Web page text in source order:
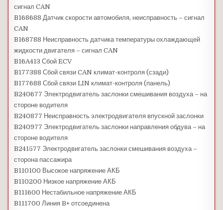
сигнал CAN
B168688 Датчик скорости автомобиля, неисправность – сигнал
CAN
B168788 Неисправность датчика температуры охлаждающей
жидкости двигателя – сигнал CAN
B16A413 Сбой ECV
B177388 Сбой связи CAN климат-контроля (сзади)
B177688 Сбой связи LIN климат-контроля (панель)
B240677 Электродвигатель заслонки смешивания воздуха – на
стороне водителя
B240877 Неисправность электродвигателя впускной заслонки
B240977 Электродвигатель заслонки направления обдува – на
стороне водителя
B241577 Электродвигатель заслонки смешивания воздуха –
сторона пассажира
B110100 Высокое напряжение АКБ
B110200 Низкое напряжение АКБ
B111600 Нестабильное напряжение АКБ
B111700 Линия B+ отсоединена